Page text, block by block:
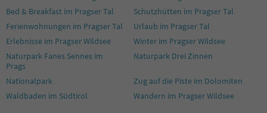
Bed & Breakfast im Pragser Tal
Schutzhütten im Pragser Tal
Ferienwohnungen im Pragser Tal
Urlaub im Pragser Tal
Erlebnisse im Pragser Wildsee
Winter im Pragser Wildsee
Naturpark Fanes Sennes im
Prags
Naturpark Drei Zinnen
Nationalpark
Zug auf die Piste im Dolomiten
Waldbaden im Südtirol
Wandern im Pragser Wildsee